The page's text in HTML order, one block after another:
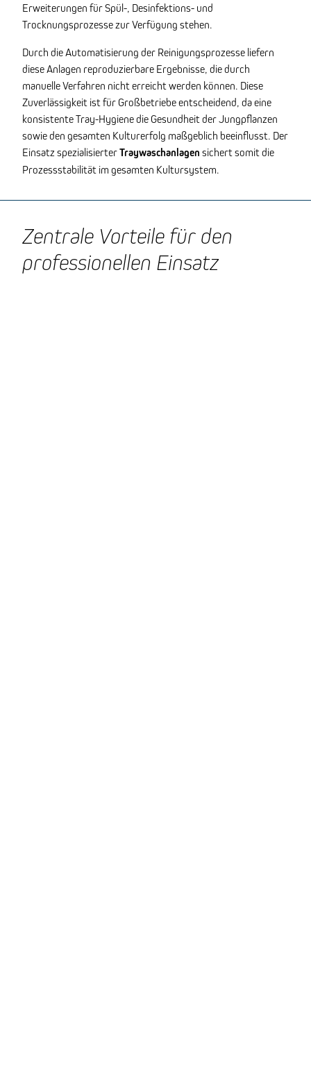
Erweiterungen für Spül-, Desinfektions- und
Trocknungsprozesse zur Verfügung stehen.
Durch die Automatisierung der Reinigungsprozesse liefern
diese Anlagen reproduzierbare Ergebnisse, die durch
manuelle Verfahren nicht erreicht werden können. Diese
Zuverlässigkeit ist für Großbetriebe entscheidend, da eine
konsistente Tray-Hygiene die Gesundheit der Jungpflanzen
sowie den gesamten Kulturerfolg maßgeblich beeinflusst. Der
Einsatz spezialisierterTraywaschanlagen sichert somit die
Prozessstabilität im gesamten Kultursystem.
Zentrale Vorteile für den
professionellen Einsatz